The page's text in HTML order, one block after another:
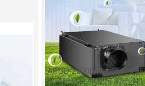
APSD-2600E 单向流中央新
吊顶除湿机-别墅吊顶除湿机